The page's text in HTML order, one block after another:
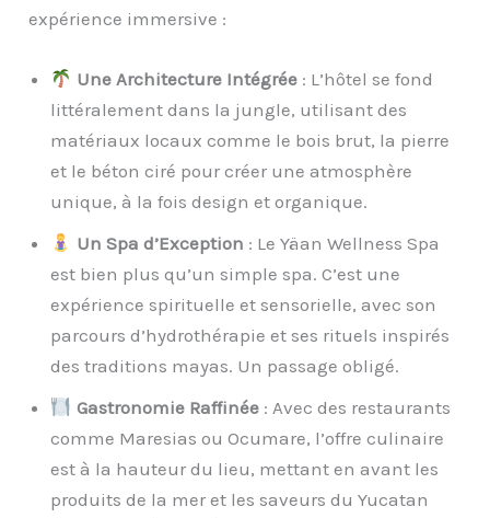
expérience immersive :
Une Architecture Intégrée: L’hôtel se fond
littéralement dans la jungle, utilisant des
matériaux locaux comme le bois brut, la pierre
et le béton ciré pour créer une atmosphère
unique, à la fois design et organique.
Un Spa d’Exception : Le Yäan Wellness Spa
est bien plus qu’un simple spa. C’est une
expérience spirituelle et sensorielle, avec son
parcours d’hydrothérapie et ses rituels inspirés
des traditions mayas. Un passage obligé.
Gastronomie Raffinée: Avec des restaurants
comme Maresias ou Ocumare, l’offre culinaire
est à la hauteur du lieu, mettant en avant les
produits de la mer et les saveurs du Yucatan